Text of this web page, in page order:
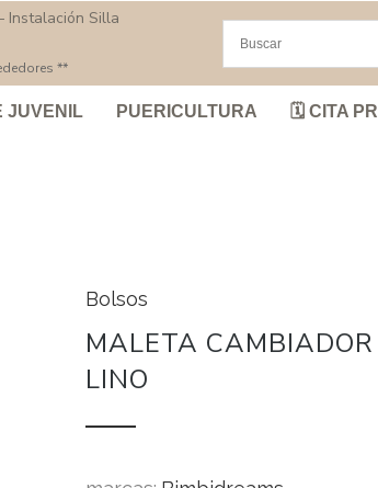
Instalación Silla
**
JUVENIL PUERICULTURA
🗓️ CITA
Bolsos
MALETA CAMBIADOR
LINO